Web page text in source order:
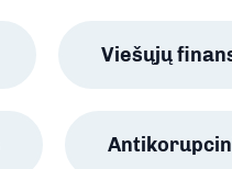
Viešųjų